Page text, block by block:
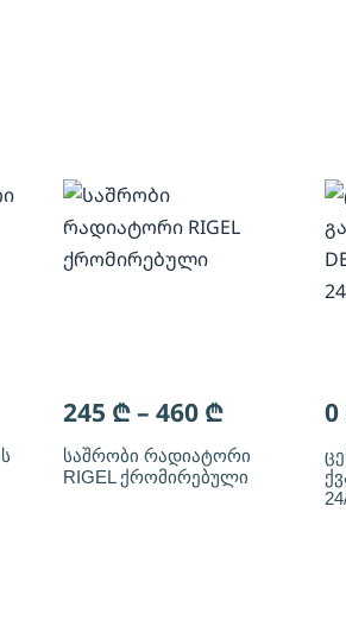
245 ₾– 460 ₾
საშრობი რადიატორი
RIGEL ქრომირებული
0